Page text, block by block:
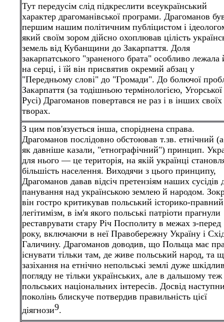
Тут передусім слід підкреслити всеукраїнський
характер драгоманівської програми. Драгоманов
першим нашим політичним публіцистом і
який своїм зором дійсно охоплював цілість
земель від Кубанщини до Закарпаття. Доля
закарпатського "зраненого брата" особливо лежала
на серці, і їй він присвятив окремий абзац у
"Передньому слові" до "Громади". До болючої
Закарпаття (за тодішньою термінологією, Угорської
Русі) Драгоманов повертався не раз і в інших своїх
творах.
З цим пов'язується інша, споріднена справа.
Драгоманов послідовно обстоював т.зв. етнічний
як давніше казали, "етнографічний") принцип.
для нього — це територія, на якій українці
більшість населення. Виходячи з цього принципу,
Драгоманов давав відсіч претензіям наших сусідів
панування над українською землею й народом.
він гостро критикував польський історико-правний
легітимізм, в ім'я якого польські патріоти прагнули
реставрувати стару Річ Посполиту в межах з-перед
року, включаючи в неї Правобережну Україну і
Галичину. Драгоманов доводив, що Польща має
існувати тільки там, де живе польський народ, та
зазіхання на етнічно непольські землі дуже
погляду не тільки українських, але в дальшому теж
польських національних інтересів. Досвід
поколінь блискуче потвердив правильність цієї
діягнози9.